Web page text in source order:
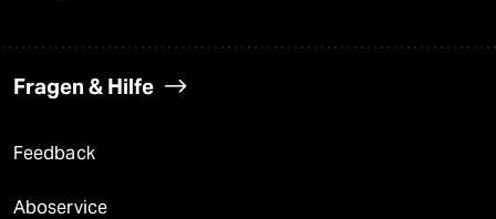
Fragen & Hilfe
Feedback
Aboservice